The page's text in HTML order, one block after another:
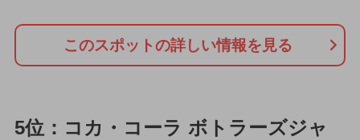
このスポットの詳しい情報を見る
5位：コカ・コーラ ボトラーズジャ